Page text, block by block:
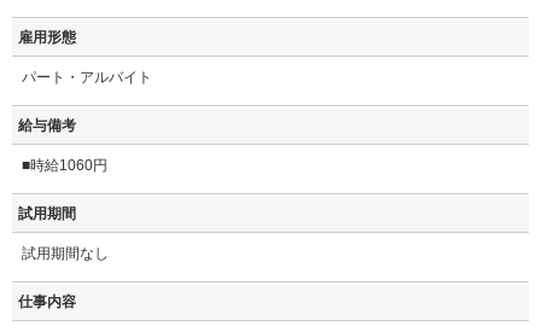
雇用形態
パート・アルバイト
給与備考
■時給1060円
試用期間
試用期間なし
仕事内容